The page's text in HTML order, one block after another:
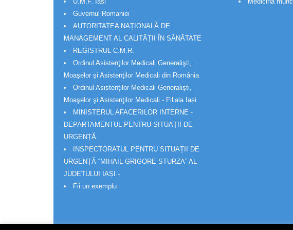
Guvernul Romaniei
AUTORITATEA NAȚIONALĂ DE
MANAGEMENT AL CALITĂȚII ÎN SĂNĂTATE
REGISTRUL C.M.R.
Ordinul Asistenţilor Medicali Generalişti,
Moaşelor şi Asistenţilor Medicali din România
Ordinul Asistenţilor Medicali Generalişti,
Moaşelor şi Asistenţilor Medicali - Filiala Iași
MINISTERUL AFACERILOR INTERNE -
DEPARTAMENTUL PENTRU SITUAȚII DE
URGENȚĂ
INSPECTORATUL PENTRU SITUAȚII DE
URGENȚĂ “MIHAIL GRIGORE STURZA” AL
JUDETULUI IAȘI -
Fii un exemplu